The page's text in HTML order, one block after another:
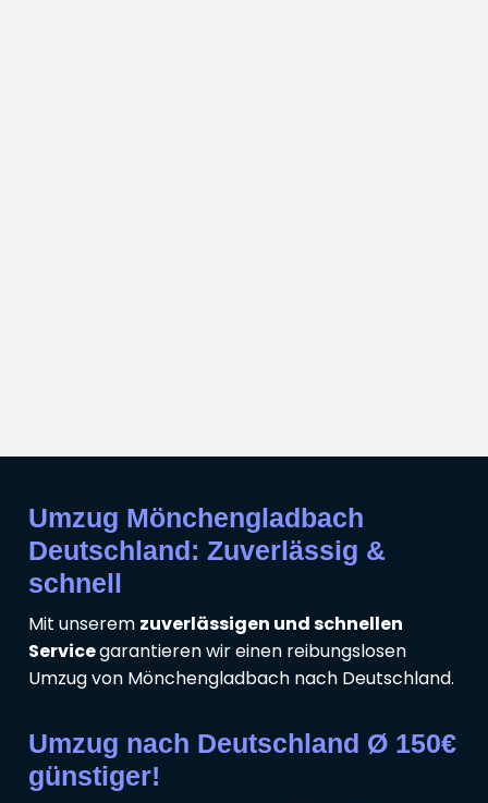
Umzug Mönchengladbach
Deutschland: Zuverlässig &
schnell
Mit unserem zuverlässigen und schnellen
Servicegarantieren wir einen reibungslosen
Umzug von Mönchengladbach nach Deutschland.
Umzug nach Deutschland Ø 150€
günstiger!